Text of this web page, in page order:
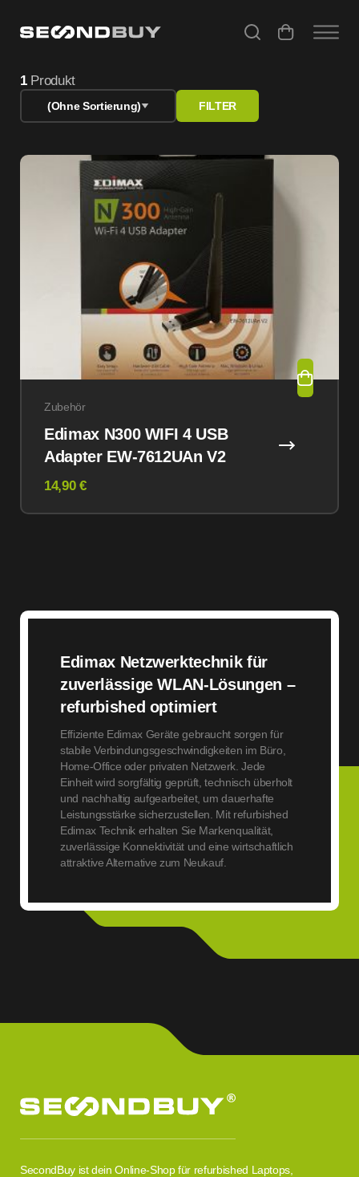
1Produkt
(Ohne Sortierung) FILTER
Zubehör
Edimax N300 WIFI 4 USB
Adapter EW-7612UAn V2
14,90 €
Edimax Netzwerktechnik für
zuverlässige WLAN-Lösungen –
refurbished optimiert
Effiziente Edimax Geräte gebraucht sorgen für
stabile Verbindungsgeschwindigkeiten im Büro,
Home-Office oder privaten Netzwerk. Jede
Einheit wird sorgfältig geprüft, technisch überholt
und nachhaltig aufgearbeitet, um dauerhafte
Leistungsstärke sicherzustellen. Mit refurbished
Edimax Technik erhalten Sie Markenqualität,
zuverlässige Konnektivität und eine wirtschaftlich
attraktive Alternative zum Neukauf.
SecondBuy ist dein Online-Shop für refurbished Laptops,